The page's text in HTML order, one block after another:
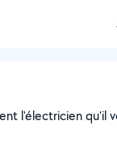
l'électricien qu'il